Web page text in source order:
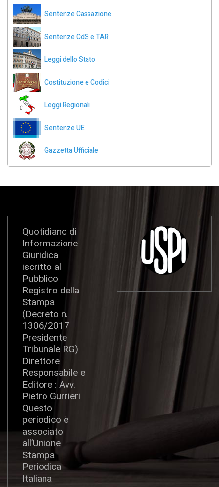
Sentenze Cassazione
Sentenze CdS e TAR
Leggi dello Stato
Costituzione e Codici
Leggi Regionali
Sentenze UE
Gazzetta Ufficiale
Quotidiano di
Informazione
Giuridica
iscritto al
Pubblico
Registro della
Stampa
(Decreto n.
1306/2017
Presidente
Tribunale RG)
Direttore
Responsabile e
Editore : Avv.
Pietro Gurrieri
Questo
periodico è
associato
all’Unione
Stampa
Periodica
Italiana